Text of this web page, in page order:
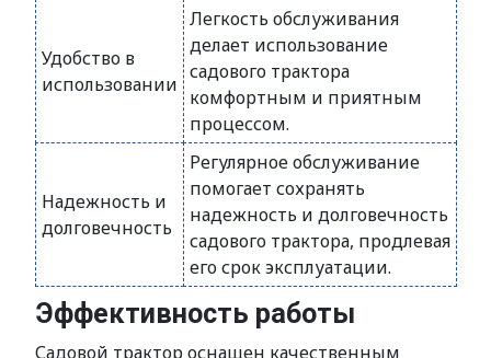
Удобство в
использовании
Легкость обслуживания
делает использование
садового трактора
комфортным и приятным
процессом.
Надежность и
долговечность
Регулярное обслуживание
помогает сохранять
надежность и долговечность
садового трактора, продлевая
его срок эксплуатации.
Эффективность работы
Садовой трактор оснащен качественным